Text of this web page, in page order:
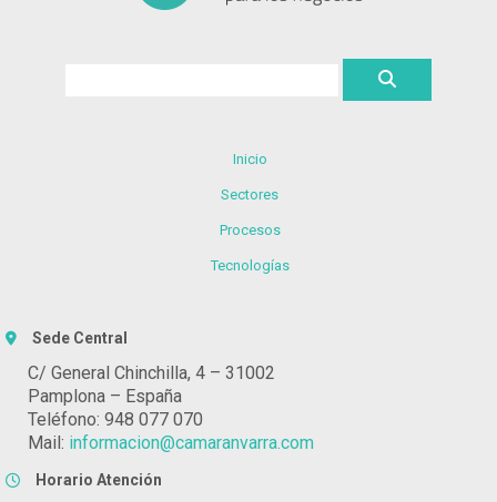
Inicio
Sectores
Procesos
Tecnologías
Sede Central
C/ General Chinchilla, 4 – 31002
Pamplona – España
Teléfono: 948 077 070
Mail: informacion@camaranvarra.com
Horario Atención